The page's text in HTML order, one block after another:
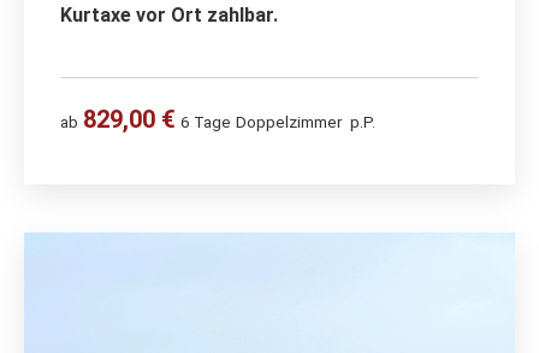
Kurtaxe vor Ort zahlbar.
ab 829,00 € 6 Tage Doppelzimmer p.P.